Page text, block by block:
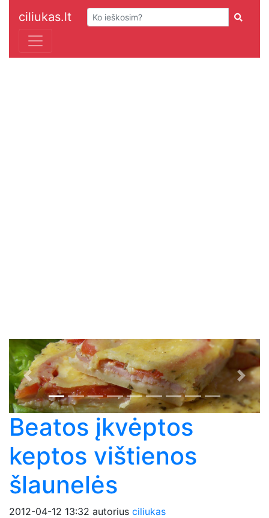
ciliukas.lt
Previous Next
Beatos įkvėptos
keptos vištienos
šlaunelės
2012-04-12 13:32 autorius ciliukas